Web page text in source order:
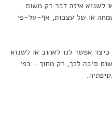
לשנוא איזה דבר רק משום
או של עצבות, אף-על-פי
אפשר לנו לאהוב או לשנוא
סיבה לכך, רק מתוך – כפי